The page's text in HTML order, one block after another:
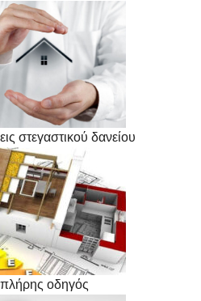
στεγαστικού δανείου
οδηγός